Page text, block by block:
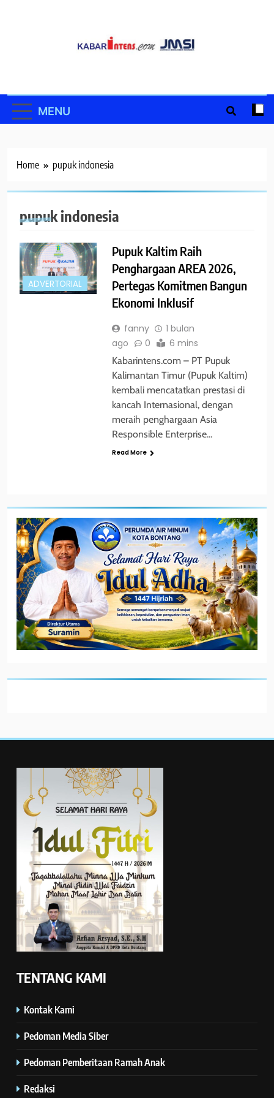
MENU
Home pupuk indonesia
pupuk indonesia
ADVERTORIAL
Pupuk Kaltim Raih
Penghargaan AREA 2026,
Pertegas Komitmen Bangun
Ekonomi Inklusif
fanny
1 bulan
ago
0 6 mins
Kabarintens.com – PT Pupuk
Kalimantan Timur (Pupuk Kaltim)
kembali mencatatkan prestasi di
kancah Internasional, dengan
meraih penghargaan Asia
Responsible Enterprise…
Read More
TENTANG KAMI
Kontak Kami
Pedoman Media Siber
Pedoman Pemberitaan Ramah Anak
Redaksi